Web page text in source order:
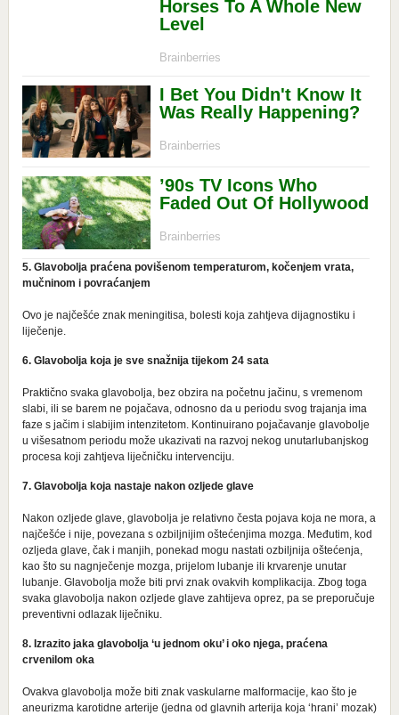
5. Glavobolja praćena povišenom temperaturom, kočenjem vrata,
mučninom i povraćanjem
Ovo je najčešće znak meningitisa, bolesti koja zahtjeva dijagnostiku i
liječenje.
6. Glavobolja koja je sve snažnija tijekom 24 sata
Praktično svaka glavobolja, bez obzira na početnu jačinu, s vremenom
slabi, ili se barem ne pojačava, odnosno da u periodu svog trajanja ima
faze s jačim i slabijim intenzitetom. Kontinuirano pojačavanje glavobolje
u višesatnom periodu može ukazivati na razvoj nekog unutarlubanjskog
procesa koji zahtjeva liječničku intervenciju.
7. Glavobolja koja nastaje nakon ozljede glave
Nakon ozljede glave, glavobolja je relativno česta pojava koja ne mora, a
najčešće i nije, povezana s ozbiljnijim oštećenjima mozga. Međutim, kod
ozljeda glave, čak i manjih, ponekad mogu nastati ozbiljnija oštećenja,
kao što su nagnječenje mozga, prijelom lubanje ili krvarenje unutar
lubanje. Glavobolja može biti prvi znak ovakvih komplikacija. Zbog toga
svaka glavobolja nakon ozljede glave zahtijeva oprez, pa se preporučuje
preventivni odlazak liječniku.
8. Izrazito jaka glavobolja ‘u jednom oku’ i oko njega, praćena
crvenilom oka
Ovakva glavobolja može biti znak vaskularne malformacije, kao što je
aneurizma karotidne arterije (jedna od glavnih arterija koja ‘hrani’ mozak)